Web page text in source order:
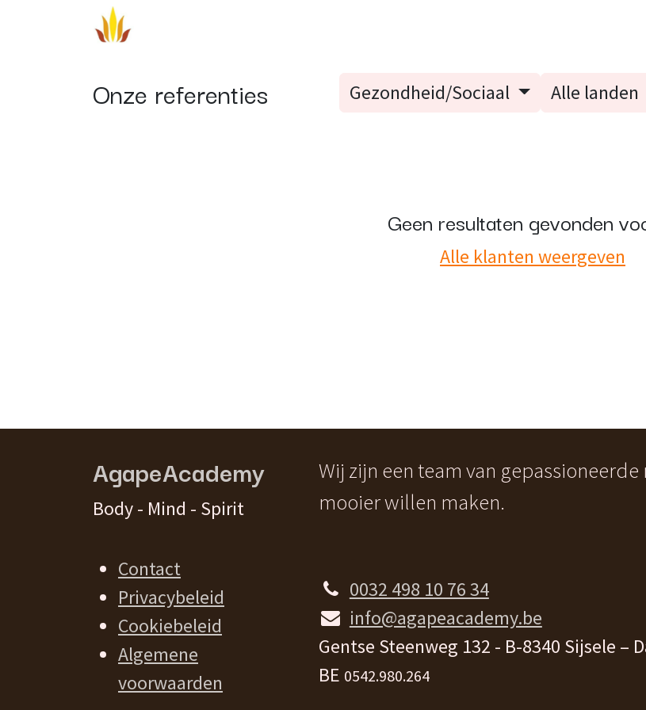
Overslaan naar inhoud
Onze referenties Gezondheid/Sociaal Alle landen
Geen resultaten gevonden
Alle klanten weergeven
AgapeAcademy
Body - Mind - Spirit
Wij zijn een team van
mooier willen maken.
Contact
Privacybeleid
Cookiebeleid
Algemene
voorwaarden
0032 498 10 76 34
info@agapeacademy.be
Gentse Steenweg 132 - B-8340 Sijsele –
BE 0542.980.264